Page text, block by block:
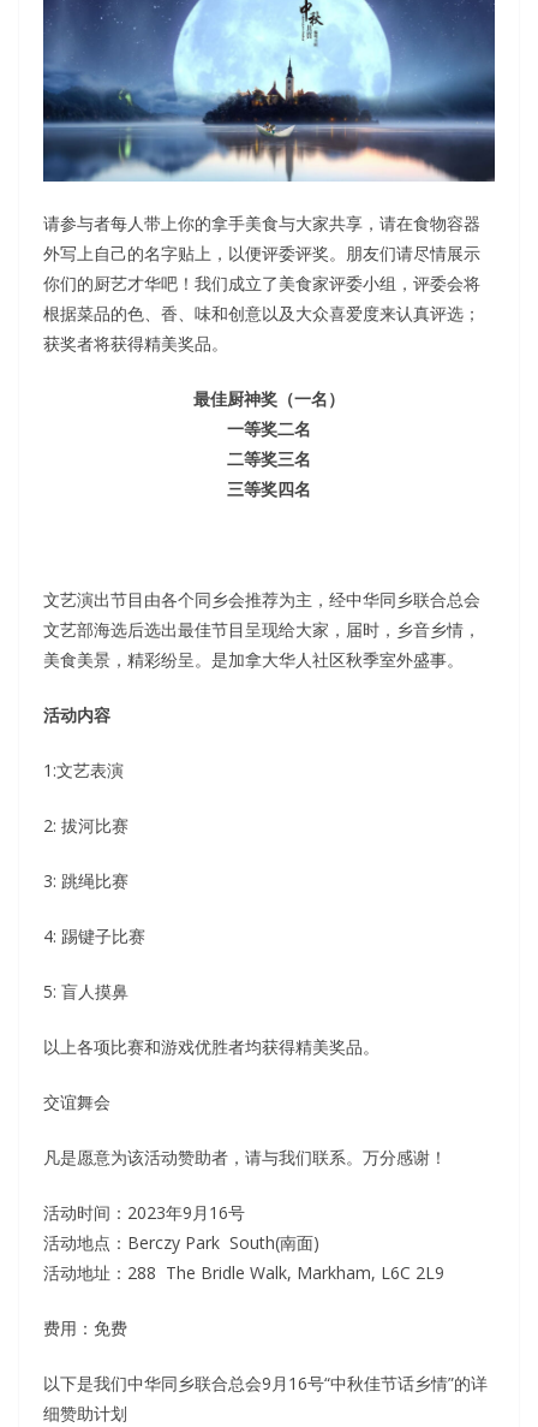
请参与者每人带上你的拿手美食与大家共享，请在食物容器
外写上自己的名字贴上，以便评委评奖。朋友们请尽情展示
你们的厨艺才华吧！我们成立了美食家评委小组，评委会将
根据菜品的色、香、味和创意以及大众喜爱度来认真评选；
获奖者将获得精美奖品。
最佳厨神奖（一名）
一等奖二名
二等奖三名
三等奖四名
文艺演出节目由各个同乡会推荐为主，经中华同乡联合总会
文艺部海选后选出最佳节目呈现给大家，届时，乡音乡情，
美食美景，精彩纷呈。是加拿大华人社区秋季室外盛事。
活动内容
1:文艺表演
2: 拔河比赛
3: 跳绳比赛
4: 踢键子比赛
5: 盲人摸鼻
以上各项比赛和游戏优胜者均获得精美奖品。
交谊舞会
凡是愿意为该活动赞助者，请与我们联系。万分感谢！
活动时间：2023年9月16号
活动地点：Berczy Park South(南面)
活动地址：288 The Bridle Walk, Markham, L6C 2L9
费用：免费
以下是我们中华同乡联合总会9月16号“中秋佳节话乡情”的详
细赞助计划